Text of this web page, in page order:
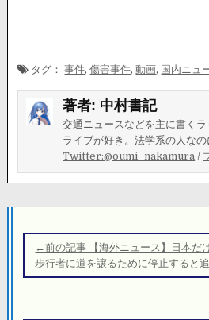
タグ：事件,傷害事件,動画, 国内ニュ
著者: 中村書記
交通ニュースなどを主に書く
ライブが好き。法学系の人なの
Twitter:@oumi_nakamura /
稿
ナ
←前の記事 【海外ニュース】日本だ
歩行者に道を譲るために停止すると追